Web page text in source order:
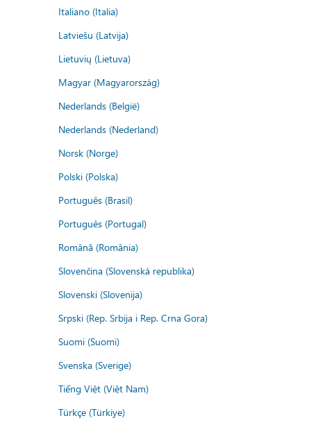
Italiano (Italia)
Latviešu (Latvija)
Lietuvių (Lietuva)
Magyar (Magyarország)
Nederlands (België)
Nederlands (Nederland)
Norsk (Norge)
Polski (Polska)
Português (Brasil)
Português (Portugal)
Română (România)
Slovenčina (Slovenská republika)
Slovenski (Slovenija)
Srpski (Rep. Srbija i Rep. Crna Gora)
Suomi (Suomi)
Svenska (Sverige)
Tiếng Việt (Việt Nam)
Türkçe (Türkiye)